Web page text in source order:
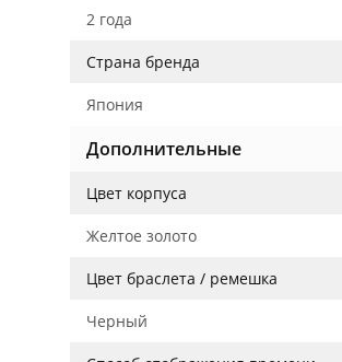
2 года
Страна бренда
Япония
Дополнительные
Цвет корпуса
Желтое золото
Цвет браслета / ремешка
Черный